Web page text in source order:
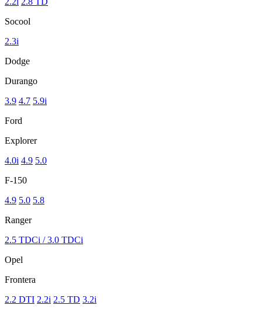
Socool
2.3i
Dodge
Durango
3.9 4.7 5.9i
Ford
Explorer
4.0i 4.9 5.0
F-150
4.9 5.0 5.8
Ranger
2.5 TDCi / 3.0 TDCi
Opel
Frontera
2.2 DTI 2.2i 2.5 TD 3.2i